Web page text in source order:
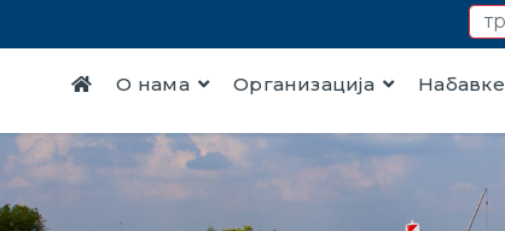
О нама Организација Набавке